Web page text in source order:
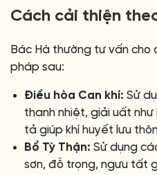
Cách cải thiện
Bác Hà thường tư vấn cho
pháp sau:
Điều hòa Can khí: Sử
thanh nhiệt, giải uất như
tả giúp khí huyết lưu
Bổ Tỳ Thận: Sử dụng
sơn, đỗ trọng, ngưu tất